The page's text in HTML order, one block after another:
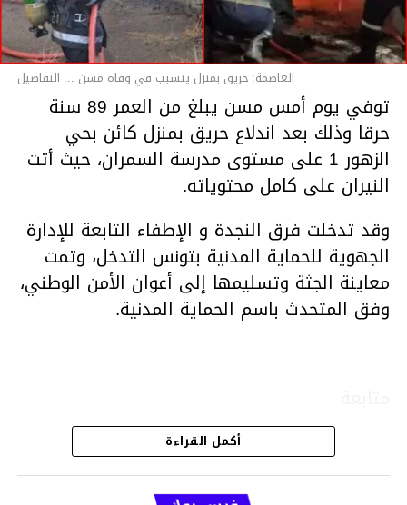
العاصمة: حريق بمنزل يتسبب في وفاة مسن ... التفاصيل
توفي يوم أمس مسن يبلغ من العمر 89 سنة
حرقا وذلك بعد اندلاع حريق بمنزل كائن بحي
الزهور 1 على مستوى مدرسة السمران، حيث أتت
النيران على كامل محتوياته.
وقد تدخلت فرق النجدة و الإطفاء التابعة للإدارة
الجهوية للحماية المدنية بتونس التدخل، وتمت
معاينة الجثة وتسليمها إلى أعوان الأمن الوطني،
وفق المتحدث باسم الحماية المدنية.
قسم الاخبار
أكمل القراءة